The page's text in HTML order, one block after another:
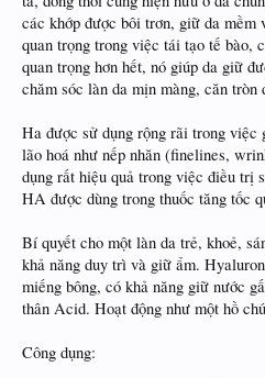
các khớp được bôi trơn, giữ da
quan trọng trong việc tái tạo tế bào,
quan trọng hơn hết, nó giúp da giữ
chăm sóc làn da mịn màng, căn tròn
Ha được sử dụng rộng rãi trong việc
lão hoá như nếp nhăn (finelines,
dụng rất hiệu quả trong việc điều trị
HA được dùng trong thuốc tăng tốc
Bí quyết cho một làn da trẻ, khoẻ,
khả năng duy trì và giữ ẩm.
miếng bông, có khả năng giữ nước
thân Acid. Hoạt động như một hồ
Công dụng: